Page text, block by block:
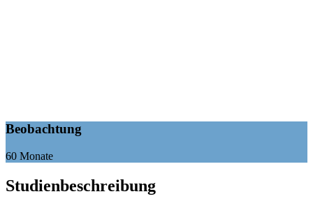
Beobachtung
60 Monate
Studienbeschreibung